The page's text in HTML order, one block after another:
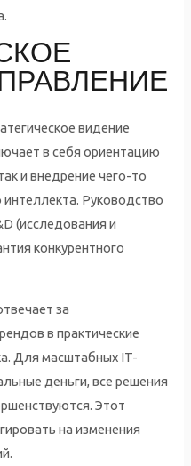
видение
в себя ориентацию
и внедрение чего-то
интеллекта. Руководство
(исследования и
конкурентного
за
в практические
Для масштабных IT-
деньги, все решения
Этот
на изменения